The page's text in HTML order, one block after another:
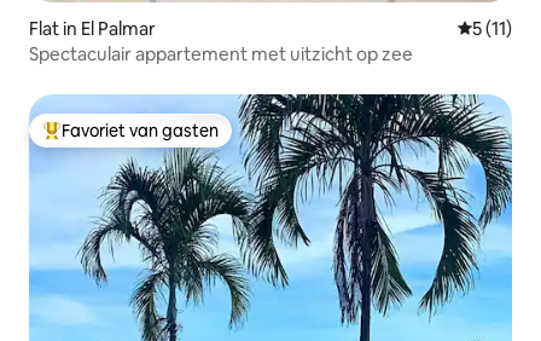
Flat in El Palmar
5 (11)
Spectaculair appartement met uitzicht op zee
Topfavoriet van gasten
Favoriet van gasten